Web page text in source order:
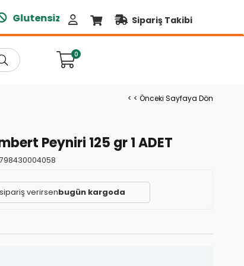
Doğal ÜrünlerSipariş Takibi
0
< < Önceki Sayfaya Dön
Peyniri 125 gr 1 ADET
verirsenbugün kargoda